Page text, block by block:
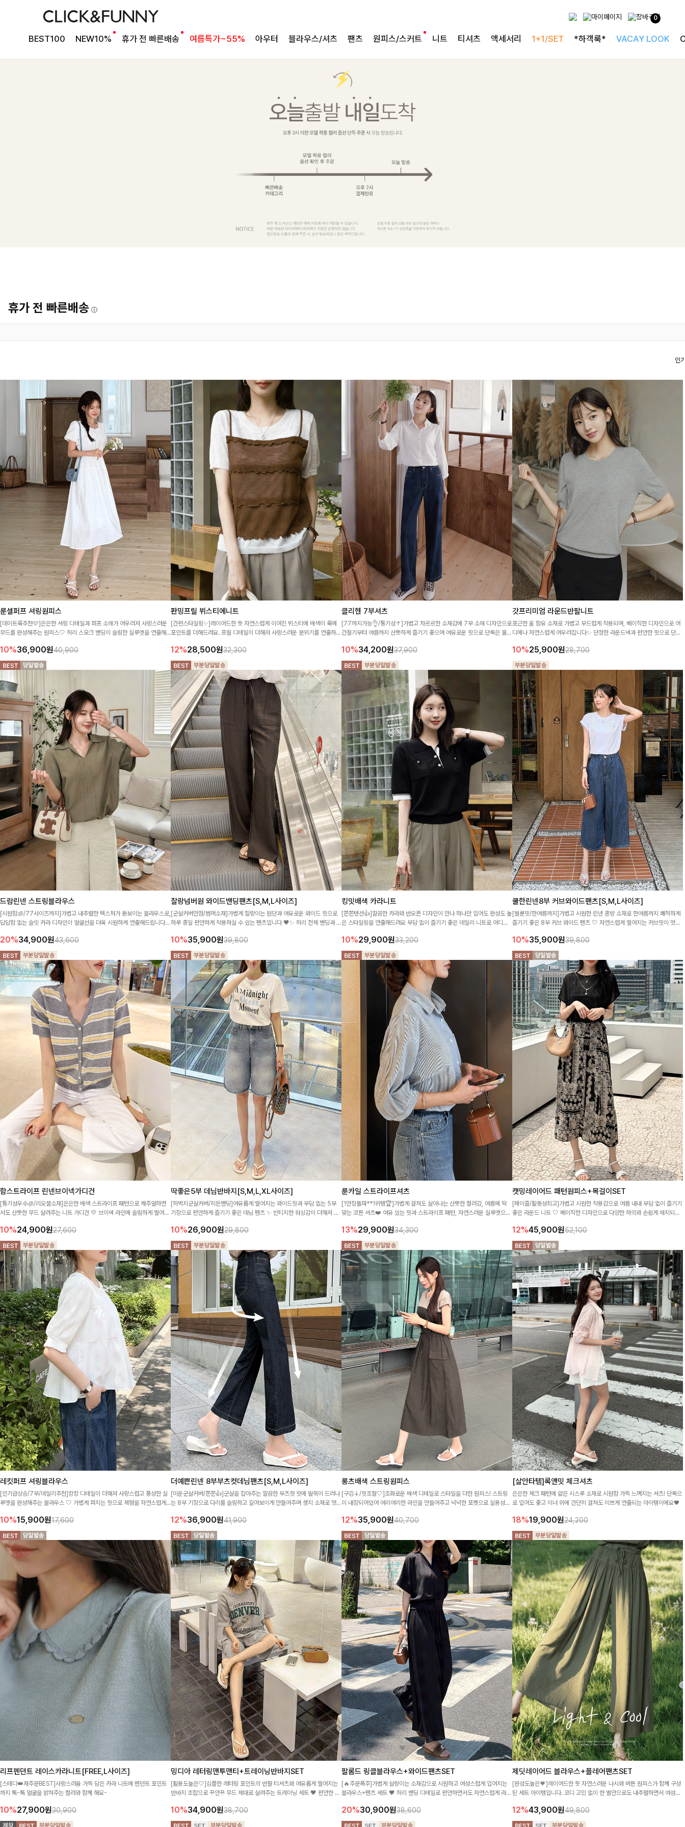
0
BEST100 NEW10% 휴가 전 빠른배송 여름특가~55% 아우터 블라우스/셔츠 팬츠 원피스/스커트 니트 티셔츠 액세서리 1+1/SET *하객룩* VACAY LOOK
휴가 전 빠른배송 ⓘ
룬셀퍼프 셔링원피스
[데이트룩추천🩷]은은한 셔링 디테일과 퍼프 소매가 어우러져 사랑스러운
무드를 완성해주는 원피스🤍 허리 스모크 밴딩이 슬림한 실루엣을 연출해
아요
10%36,900원40,900
판밍프릴 뷔스티에니트
[간편스타일링✨]레이어드한 듯 자연스럽게 이어진 뷔스티에 배색이 룩에
포인트를 더해드려요. 프릴 디테일이 더해져 사랑스러운 분위기를 연출하면
12%28,500원32,300
클리헨 7부셔츠
[77까지가능👌/통기성↑]가볍고 차르르한 소재감에 7부 소매 디자인으로
간절기부터 여름까지 산뜻하게 즐기기 좋으며 여유로운 핏으로 단독은 물론
10%34,200원37,900
갓프리미엄 라운드반팔니트
포근한 울 함유 소재로 가볍고 부드럽게 착용되며, 베이직한 디자인으로 어
디에나 자연스럽게 어우러집니다✨ 단정한 라운드넥과 편안한 핏으로 단독
10%25,900원28,700
드람린넨 스트링블라우스
[시원함🧊/77사이즈까지]가볍고 내추럴한 텍스처가 돋보이는 블라우스로,
답답함 없는 슬릿 카라 디자인이 얼굴선을 더욱 시원하게 연출해드립니다
20%34,900원43,600
찰랑넘버원 와이드밴딩팬츠[S,M,L사이즈]
[군살커버만점/썸머소재]가볍게 찰랑이는 원단과 여유로운 와이드 핏으로
하루 종일 편안하게 착용하실 수 있는 팬츠입니다 🖤✨ 허리 전체 밴딩과 스
10%35,900원39,800
킹밋배색 카라니트
[쫀쫀텐션👍]깔끔한 카라와 반오픈 디자인이 만나 하나만 입어도 완성도 높
은 스타일링을 연출해드려요 부담 없이 즐기기 좋은 데일리 니트로 어디에
10%29,900원33,200
쿨한린넨8부 커브와이드팬츠[S,M,L사이즈]
[벌룬핏/한여름까지]가볍고 시원한 린넨 혼방 소재로 한여름까지 쾌적하게
즐기기 좋은 8부 커브 와이드 팬츠 🤍 자연스럽게 떨어지는 커브핏이 멋스
10%35,900원39,800
함스트라이프 린넨브이넥가디건
[통기성우수🧊/리오셀소재]은은한 배색 스트라이프 패턴으로 캐주얼하면
서도 산뜻한 무드 살려주는 니트 가디건 💛 브이넥 라인에 슬림하게 떨어지
10%24,900원27,600
딱좋은5부 데님반바지[S,M,L,XL사이즈]
[허벅지군살커버/히든밴딩]여유롭게 떨어지는 와이드핏과 부담 없는 5부
기장으로 편안하게 즐기기 좋은 데님 팬츠 ✨ 빈티지한 워싱감이 더해져 캐
10%26,900원29,800
룬카일 스트라이프셔츠
[1만장돌파**1위템🏆]가볍게 걸쳐도 살아나는 산뜻한 컬러감, 여름에 딱
맞는 코튼 셔츠❤️ 여유 있는 핏과 스트라이프 패턴, 자연스러운 실루엣으로
13%29,900원34,300
캣밍레이어드 패턴원피스+목걸이SET
[페이즐/활동성최고]가볍고 시원한 착용감으로 여름 내내 부담 없이 즐기기
좋은 라운드 니트 🤍 베이직한 디자인으로 다양한 하의와 손쉽게 매치되어
12%45,900원52,100
레킷퍼프 셔링블라우스
[인기급상승/7부/데일리추천]캉캉 디테일이 더해져 사랑스럽고 풍성한 실
루엣을 완성해주는 블라우스 🤍 가볍게 퍼지는 핏으로 체형을 자연스럽게
10%15,900원17,600
더예쁜린넨 8부부츠컷데님팬츠[S,M,L사이즈]
[미운군살커버/쫀쫀👍]군살을 잡아주는 깔끔한 부츠컷 핏에 발목이 드러나
는 8부 기장으로 다리를 슬림하고 길어보이게 만들어주며 생지 소재로 멋을
12%36,900원41,900
롱츠배색 스트링원피스
[구김↓/핏조절🤍]조화로운 배색 디테일로 스타일을 더한 원피스! 스트링
이 내장되어있어 여리여리한 라인을 만들어주고 넉넉한 포켓으로 실용성까
12%35,900원40,700
[살안타템]록앤밋 체크셔츠
은은한 체크 패턴에 얇은 시스루 소재로 시원함 가득 느껴지는 셔츠! 단독으
로 입어도 좋고 이너 위에 간단히 걸쳐도 이쁘게 연출되는 아이템이에요♥
18%19,900원24,200
리프펜던트 레이스카라니트[FREE,L사이즈]
[스테디👑재주문BEST]사랑스러움 가득 담은 카라 니트에 펜던트 포인트
까지 톡-톡 얼굴을 밝혀주는 컬러와 함께 해요-
10%27,900원30,900
밍디아 레터링맨투맨티+트레이닝반바지SET
[활용도높은🤍]심플한 레터링 포인트의 반팔 티셔츠와 여유롭게 떨어지는
반바지 조합으로 꾸안꾸 무드 제대로 살려주는 트레이닝 세트 🖤 편안한 착
10%34,900원38,700
팔롬드 링클블라우스+와이드팬츠SET
[🔥주문폭주]가볍게 살랑이는 소재감으로 시원하고 여성스럽게 입어지는
블라우스+팬츠 세트 🖤 허리 밴딩 디테일로 편안하면서도 자연스럽게 라인
20%30,900원38,600
제딧레이어드 블라우스+플레어팬츠SET
[완성도높은💗]레이어드한 듯 자연스러운 나시와 버튼 원피스가 함께 구성
된 세트 아이템입니다. 코디 고민 없이 한 벌만으로도 내추럴하면서 여성스
12%43,900원49,800